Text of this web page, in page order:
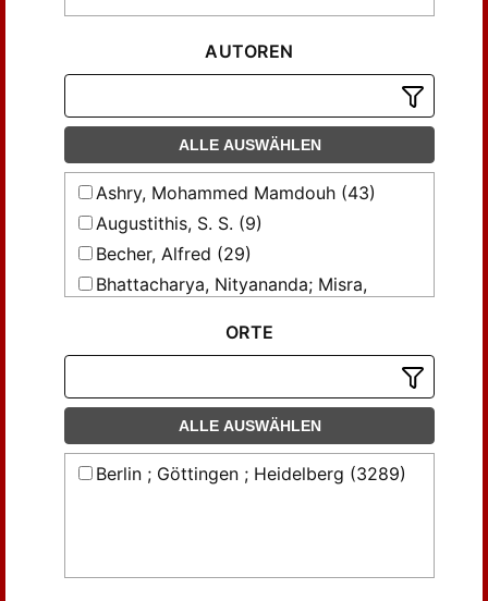
AUTOREN
ALLE AUSWÄHLEN
Ashry, Mohammed Mamdouh (43)
Augustithis, S. S. (9)
Becher, Alfred (29)
Bhattacharya, Nityananda; Misra,
Blume, H.-P. (16)
Born, L.; Zemann, J. (23)
Braitsch, Otto (66)
Braitsch, Otto; Chatterjee, Niranjan Deb
(22)
Dreizler, Ingo (48)
ORTE
ALLE AUSWÄHLEN
Berlin ; Göttingen ; Heidelberg (3289)